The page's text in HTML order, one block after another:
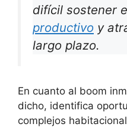
difícil sostener
productivo y
largo plazo.
En cuanto al boom
dicho, identifica
complejos